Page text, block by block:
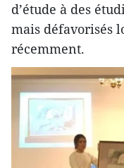
d’étude à des
mais défavorisés
récemment.